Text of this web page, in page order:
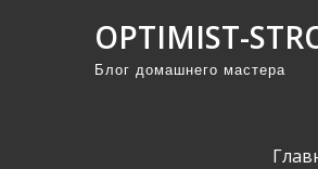
OPTIMIST-
Блог домашнего мастера